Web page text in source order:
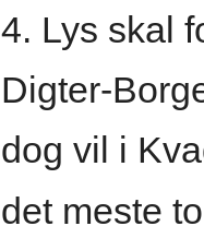
4. Lys skal
Digter-
dog vil i
det meste